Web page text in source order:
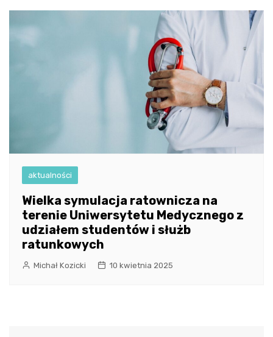
aktualności
Wielka symulacja ratownicza na
terenie Uniwersytetu Medycznego z
udziałem studentów i służb
ratunkowych
Michał Kozicki 10 kwietnia 2025